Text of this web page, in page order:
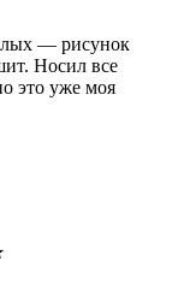
— рисунок
Носил все
это уже моя